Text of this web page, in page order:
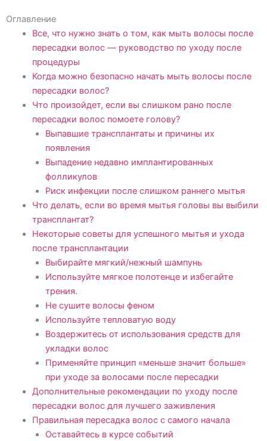
Оглавление
Все, что нужно знать о том, как мыть волосы после
пересадки волос — руководство по уходу после
процедуры
Когда можно безопасно начать мыть волосы после
пересадки волос?
Что произойдет, если вы слишком рано после
пересадки волос помоете голову?
Выпавшие трансплантаты и причины их
появления
Выпадение недавно имплантированных
фолликулов
Риск инфекции после слишком раннего мытья
Что делать, если во время мытья головы вы выбили
трансплантат?
Некоторые советы для успешного мытья и ухода
после трансплантации
Выбирайте мягкий/нежный шампунь
Используйте мягкое полотенце и избегайте
трения.
Не сушите волосы феном
Используйте тепловатую воду
Воздержитесь от использования средств для
укладки волос
Применяйте принцип «меньше значит больше»
при уходе за волосами после пересадки
Дополнительные рекомендации по уходу после
пересадки волос для лучшего заживления
Правильная пересадка волос с самого начала
Оставайтесь в курсе событий